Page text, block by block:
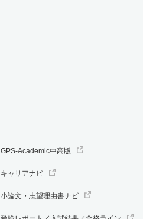
GPS-Academic中高版
キャリアナビ
小論文・志望理由書ナビ